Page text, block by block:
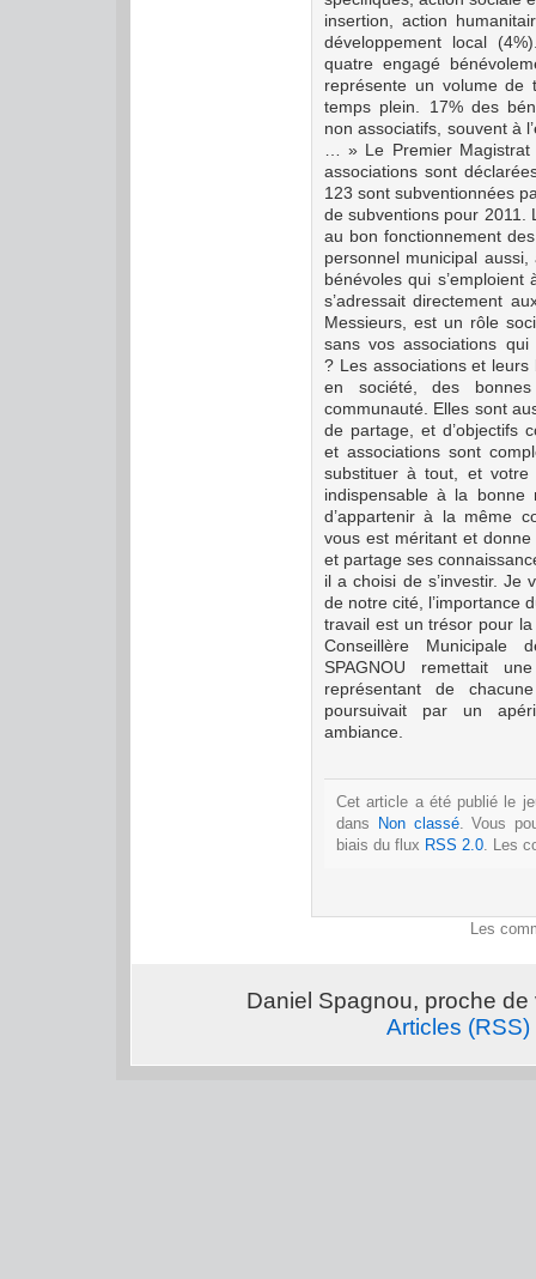
insertion, action
développement local
quatre engagé
représente un volume de
temps plein.
17% des
non associatifs, souvent à
… » Le Premier
associations sont
123 sont subventionnées
de subventions pour 2011.
au bon fonctionnement
personnel municipal
bénévoles qui s’emploient
s’adressait directement
Messieurs, est un rôle
sans vos associations
? Les associations et leurs
en société, des
communauté. Elles sont
de partage, et d’objectifs
et associations sont
substituer à tout, et votre
indispensable à la
d’appartenir à la même
vous est méritant et
et partage ses
il a choisi de s’investir. Je
de notre cité, l’importance
travail est un trésor pour
Conseillère Municipale
SPAGNOU remettait
représentant de
poursuivait par un
ambiance.
Cet article a été publié le
dans Non classé. Vous
biais du flux RSS 2.0 . Les
Les
Daniel Spagnou, proche
Articles (RSS)